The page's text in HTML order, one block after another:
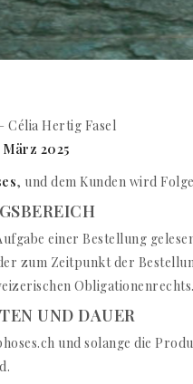
Célia Hertig Fasel
2025
, und dem Kunden wird
einer Bestellung
zum Zeitpunkt der
Obligationenrechts.
UND DAUER
und solange die